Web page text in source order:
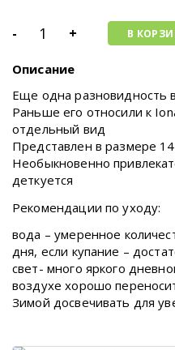
- + В
Описание
Еще одна разновидность
Раньше его относили к
отдельный вид
Представлен в размере
Необыкновенно
деткуется
Рекомендации по уходу:
вода – умеренное
дня, если купание –
свет- много яркого
воздухе хорошо
Зимой досвечивать для